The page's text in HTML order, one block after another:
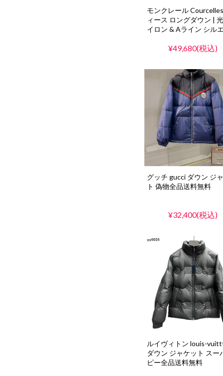
モンクレール
ィース ロングダウン |
イロン & Aライン シル
¥49,680(税込)
グッチ gucci ダウン ジ
ト 偽物全品送料無料
¥32,400(税込)
ルイヴィトン louis-
ダウン ジャケット スー
ピー全品送料無料